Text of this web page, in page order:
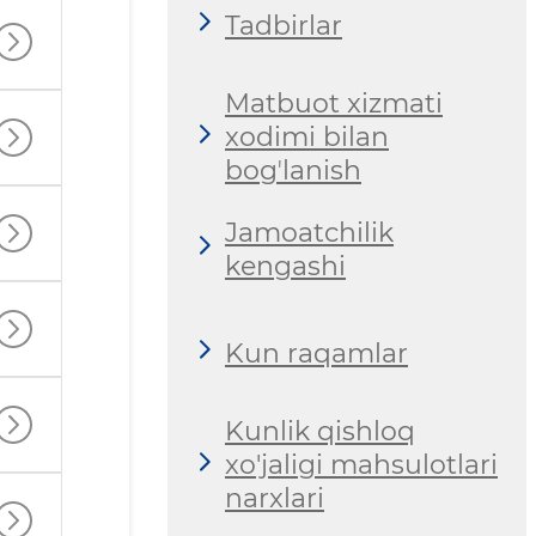
Tadbirlar
Matbuot xizmati
xodimi bilan
bogʼlanish
Jamoatchilik
kengashi
Kun raqamlar
Kunlik qishloq
xo'jaligi mahsulotlari
narxlari